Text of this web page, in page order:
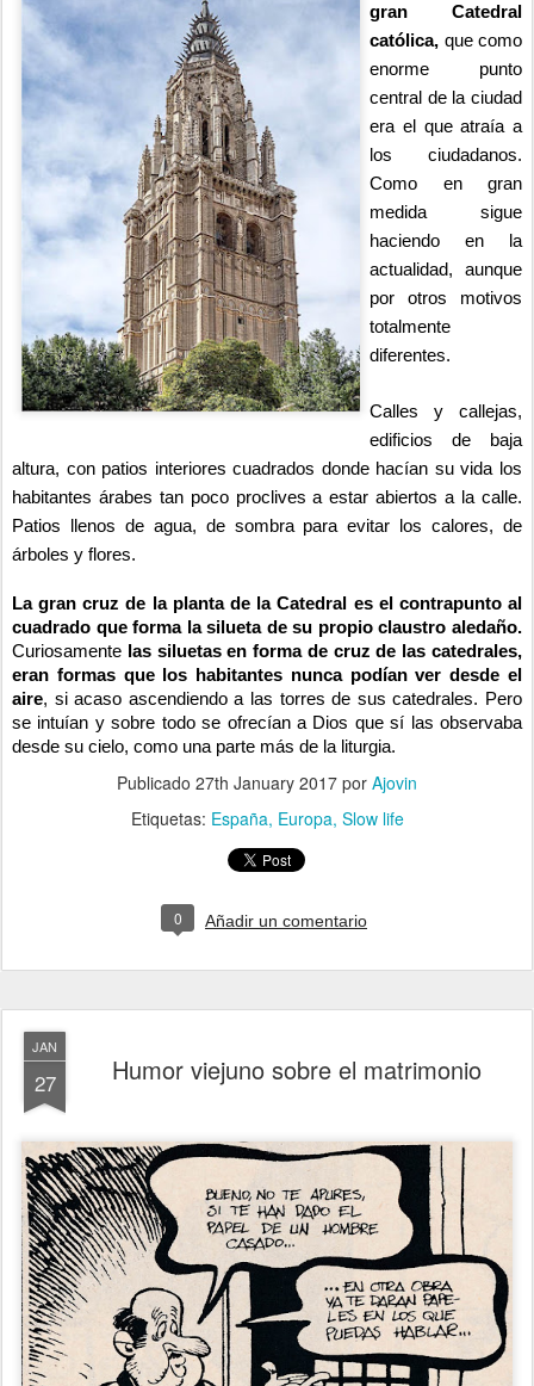
gran Catedral
católica, que como
enorme punto
central de la ciudad
era el que atraía a
los ciudadanos.
Como en gran
medida sigue
haciendo en la
actualidad, aunque
por otros motivos
totalmente
diferentes.
Calles y callejas,
edificios de baja
altura, con patios interiores cuadrados donde hacían su vida los
habitantes árabes tan poco proclives a estar abiertos a la calle.
Patios llenos de agua, de sombra para evitar los calores, de
árboles y flores.
La gran cruz de la planta de la Catedral es el contrapunto al
cuadrado que forma la silueta de su propio claustro aledaño.
Curiosamente las siluetas en forma de cruz de las catedrales,
eran formas que los habitantes nunca podían ver desde el
aire, si acaso ascendiendo a las torres de sus catedrales. Pero
se intuían y sobre todo se ofrecían a Dios que sí las observaba
desde su cielo, como una parte más de la liturgia.
Publicado 27th January 2017 por Ajovin
Etiquetas: España Europa Slow life
0 Añadir un comentario
JAN
27 Humor viejuno sobre el matrimonio